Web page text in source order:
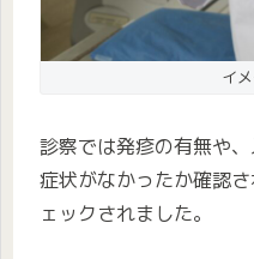
イ
診察では発疹の有無や
症状がなかったか確認
ェックされました。